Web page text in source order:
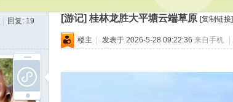
回复: 19 [游记] 桂林龙胜大平塘云端草原 [复制链接]
楼主 | 发表于 2026-5-28 09:22:36 来自手机 |